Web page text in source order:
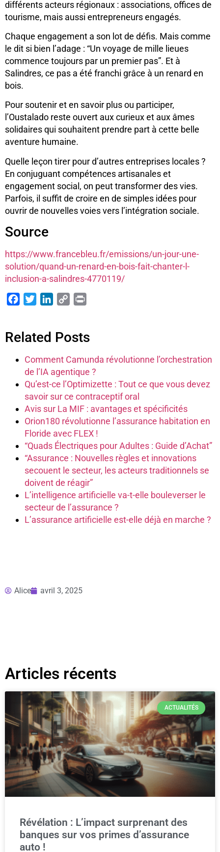
différents acteurs régionaux : associations, offices de
tourisme, mais aussi entrepreneurs engagés.
Chaque engagement a son lot de défis. Mais comme
le dit si bien l’adage : “Un voyage de mille lieues
commence toujours par un premier pas”. Et à
Salindres, ce pas a été franchi grâce à un renard en
bois.
Pour soutenir et en savoir plus ou participer,
l’Oustalado reste ouvert aux curieux et aux âmes
solidaires qui souhaitent prendre part à cette belle
aventure humaine.
Quelle leçon tirer pour d’autres entreprises locales ?
En conjuguant compétences artisanales et
engagement social, on peut transformer des vies.
Parfois, il suffit de croire en de simples idées pour
ouvrir de nouvelles voies vers l’intégration sociale.
Source
https://www.francebleu.fr/emissions/un-jour-une-
solution/quand-un-renard-en-bois-fait-chanter-l-
inclusion-a-salindres-4770119/
FacebookTwitterLinkedIn
Copy
Related Posts
Comment Camunda révolutionne l’orchestration
de l’IA agentique ?
Qu’est-ce l’Optimizette : Tout ce que vous devez
savoir sur ce contraceptif oral
Avis sur La MIF : avantages et spécificités
Orion180 révolutionne l’assurance habitation en
Floride avec FLEX !
“Quads Électriques pour Adultes : Guide d’Achat”
“Assurance : Nouvelles règles et innovations
secouent le secteur, les acteurs traditionnels se
doivent de réagir”
L’intelligence artificielle va-t-elle bouleverser le
secteur de l’assurance ?
L’assurance artificielle est-elle déjà en marche ?
Alice avril 3, 2025
Articles récents
ACTUALITÉS
Révélation : L’impact surprenant des
banques sur vos primes d’assurance
auto !